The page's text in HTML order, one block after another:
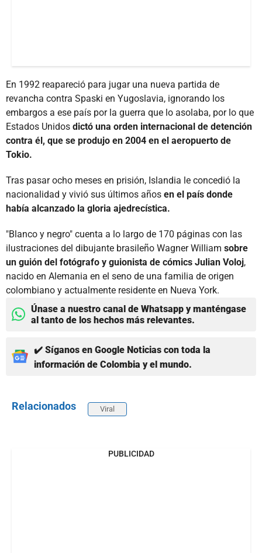
En 1992 reapareció para jugar una nueva partida de
revancha contra Spaski en Yugoslavia, ignorando los
embargos a ese país por la guerra que lo asolaba, por lo que
Estados Unidos dictó una orden internacional de detención
contra él, que se produjo en 2004 en el aeropuerto de
Tokio.
Tras pasar ocho meses en prisión, Islandia le concedió la
nacionalidad y vivió sus últimos años en el país donde
había alcanzado la gloria ajedrecística.
"Blanco y negro" cuenta a lo largo de 170 páginas con las
ilustraciones del dibujante brasileño Wagner William sobre
un guión del fotógrafo y guionista de cómics Julian Voloj,
nacido en Alemania en el seno de una familia de origen
colombiano y actualmente residente en Nueva York.
Únase a nuestro canal de Whatsapp y manténgase
al tanto de los hechos más relevantes.
✔️ Síganos en Google Noticias con toda la
información de Colombia y el mundo.
Relacionados Viral
PUBLICIDAD